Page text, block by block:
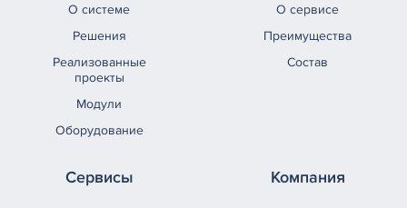
О системе
Решения
Реализованные
проекты
Модули
Оборудование
О сервисе
Преимущества
Состав
Сервисы Компания